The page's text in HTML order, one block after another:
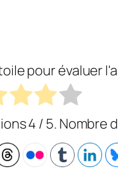
pour évaluer
4 / 5. Nombre